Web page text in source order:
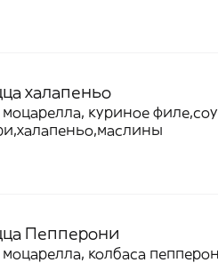
халапеньо
куриное
Пепперони
колбаса